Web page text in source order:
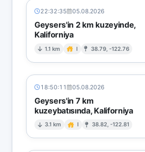
22:32:35 05.08.2026
Geysers'in 2 km kuzeyinde,
Kaliforniya
1.1 km I 38.79, -122.76
18:50:11 05.08.2026
Geysers'in 7 km
kuzeybatısında, Kaliforniya
3.1 km I 38.82, -122.81